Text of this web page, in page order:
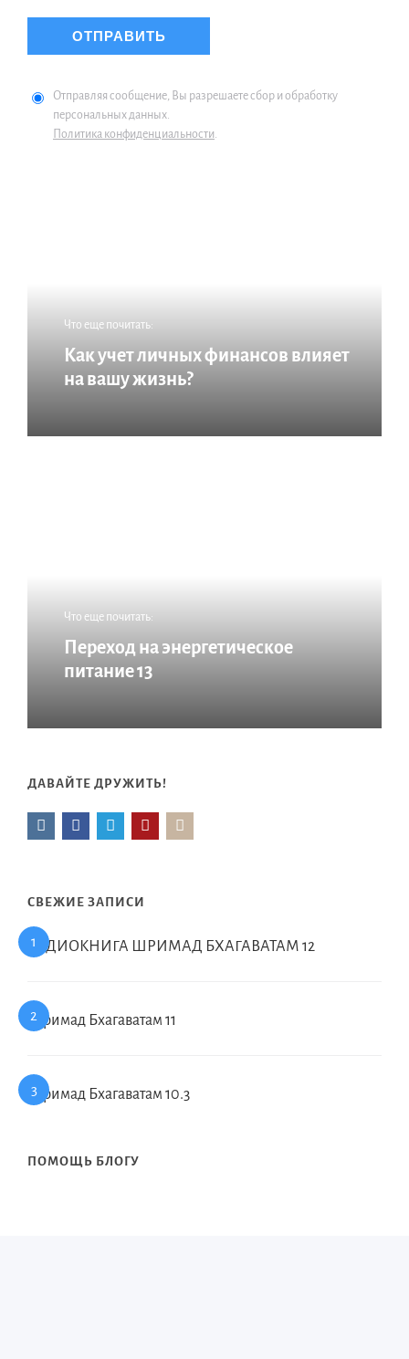
Отправляя сообщение, Вы разрешаете сбор и обработку
персональных данных.
Политика конфиденциальности.
Что еще почитать:
Как учет личных финансов влияет
на вашу жизнь?
Что еще почитать:
Переход на энергетическое
питание 13
ДАВАЙТЕ ДРУЖИТЬ!
СВЕЖИЕ ЗАПИСИ
АУДИОКНИГА ШРИМАД БХАГАВАТАМ 12
Шримад Бхагаватам 11
Шримад Бхагаватам 10.3
ПОМОЩЬ БЛОГУ